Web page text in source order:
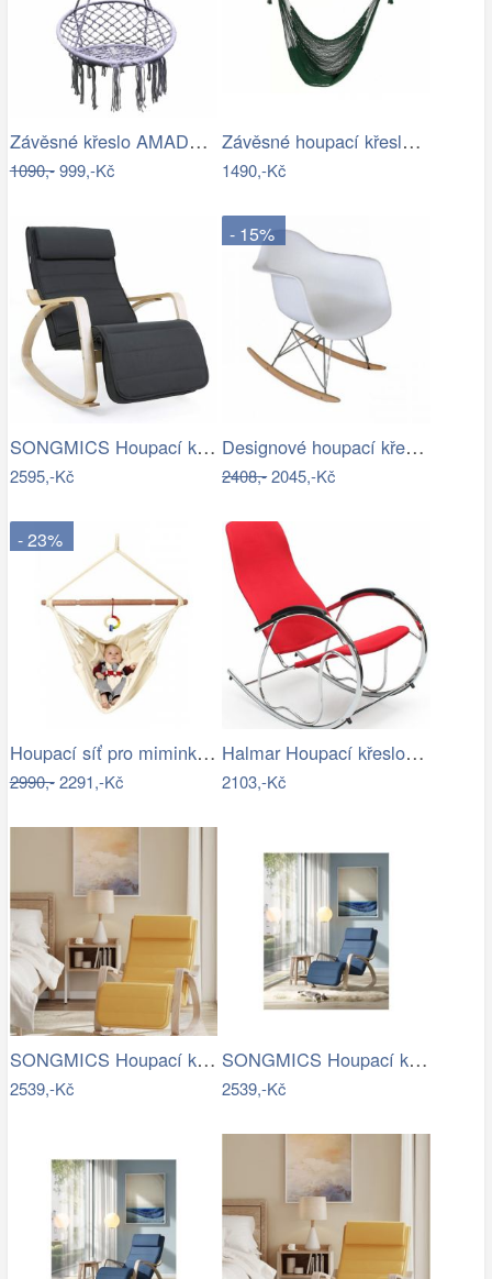
Závěsné křeslo AMADO 2 NEW Tempo Kondela
1090,-999,-Kč
Závěsné houpací křeslo Bustry,…
1490,-Kč
SONGMICS Houpací křeslo Ben šedé
2595,-Kč
- 15%
Designové houpací křeslo - TK
2408,-2045,-Kč
- 23%
Houpací síť pro miminka La Siesta…
2990,-2291,-Kč
Halmar Houpací křeslo Ben 2 - černé
2103,-Kč
SONGMICS Houpací křeslo polstrované…
2539,-Kč
SONGMICS Houpací křeslo polstrované…
2539,-Kč